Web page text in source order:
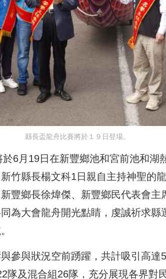
縣長盃龍舟比賽將於１９日登場。
6月19日在新豐鄉池和宮前池和湖
竹縣長楊文科1日親自主持神聖的
豐鄉長徐煒傑、新豐鄉民代表會主
為大會龍舟開光點睛，虔誠祈求縣
參與狀況空前踴躍，共計吸引高達
隊及混合組26隊，充分展現各界對